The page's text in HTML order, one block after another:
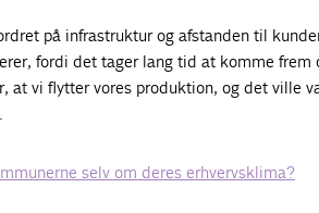
på infrastruktur og afstanden til
fordi det tager lang tid at komme frem
at vi flytter vores produktion, og det ville
selv om deres erhvervsklima?